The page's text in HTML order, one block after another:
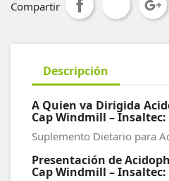
Compartir
Descripción
A Quien va Dirigida
Cap Windmill – Insaltec:
Suplemento Dietario para
Presentación de
Cap Windmill – Insaltec: